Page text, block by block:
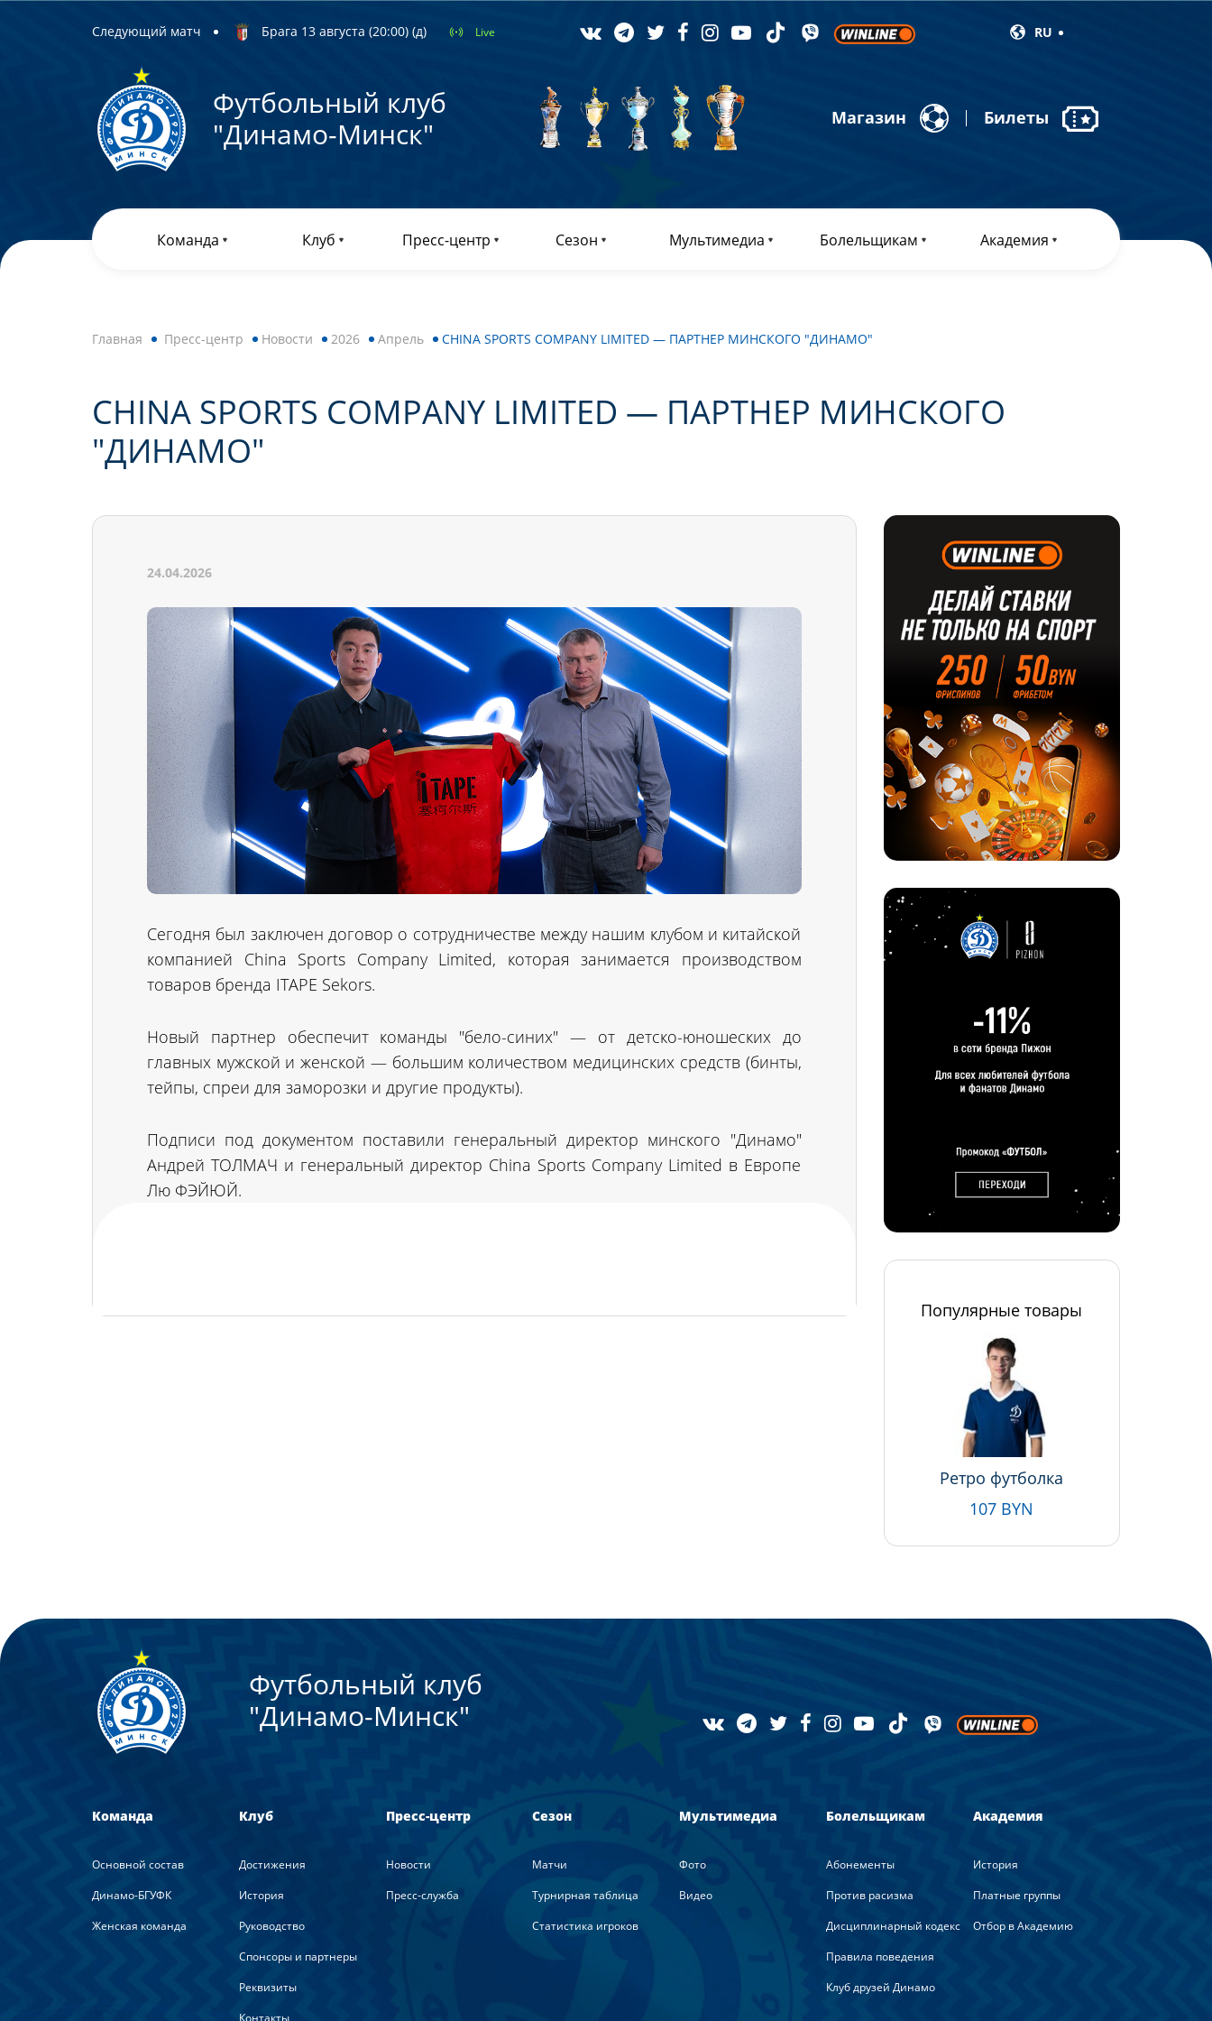
Следующий матч Брага 13 августа (20:00) (д) Live RU
Футбольный клуб
"Динамо-Минск"
Магазин Билеты
Команда Клуб Пресс-центр Сезон Мультимедиа Болельщикам Академия
Главная Пресс-центр Новости 2026 Апрель CHINA SPORTS COMPANY LIMITED — ПАРТНЕР МИНСКОГО "ДИНАМО"
CHINA SPORTS COMPANY LIMITED — ПАРТНЕР МИНСКОГО
"ДИНАМО"
24.04.2026
Сегодня был заключен договор о сотрудничестве между нашим клубом и китайской
компанией China Sports Company Limited, которая занимается производством
товаров бренда ITAPE Sekors.
Новый партнер обеспечит команды "бело-синих" — от детско-юношеских до
главных мужской и женской — большим количеством медицинских средств (бинты,
тейпы, спреи для заморозки и другие продукты).
Подписи под документом поставили генеральный директор минского "Динамо"
Андрей ТОЛМАЧ и генеральный директор China Sports Company Limited в Европе
Лю ФЭЙЮЙ.
Популярные товары
Ретро футболка
107 BYN
Футбольный клуб
"Динамо-Минск"
Команда
Основной состав
Динамо-БГУФК
Женская команда
Клуб
Достижения
История
Руководство
Спонсоры и партнеры
Реквизиты
Контакты
Пресс-центр
Новости
Пресс-служба
Сезон
Матчи
Турнирная таблица
Статистика игроков
Мультимедиа
Фото
Видео
Болельщикам
Абонементы
Против расизма
Дисциплинарный кодекс
Правила поведения
Клуб друзей Динамо
Академия
История
Платные группы
Отбор в Академию